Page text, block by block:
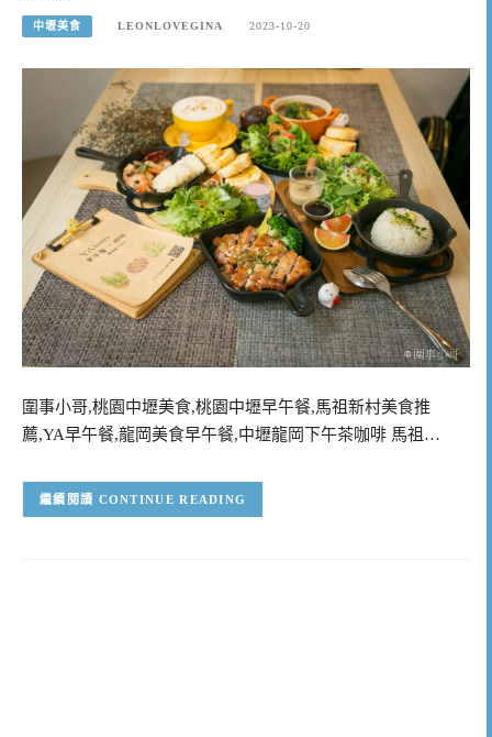
中壢美食 LEONLOVEGINA 2023-10-20
圍事小哥,桃園中壢美食,桃園中壢早午餐,馬祖新村美食推
薦,YA早午餐,龍岡美食早午餐,中壢龍岡下午茶咖啡 馬祖…
CONTINUE READING